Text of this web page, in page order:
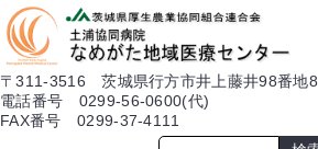
本文へ
〒311-3516 茨城県行方市井上藤井98番地8
電話番号 0299-56-0600(代)
FAX番号 0299-37-4111